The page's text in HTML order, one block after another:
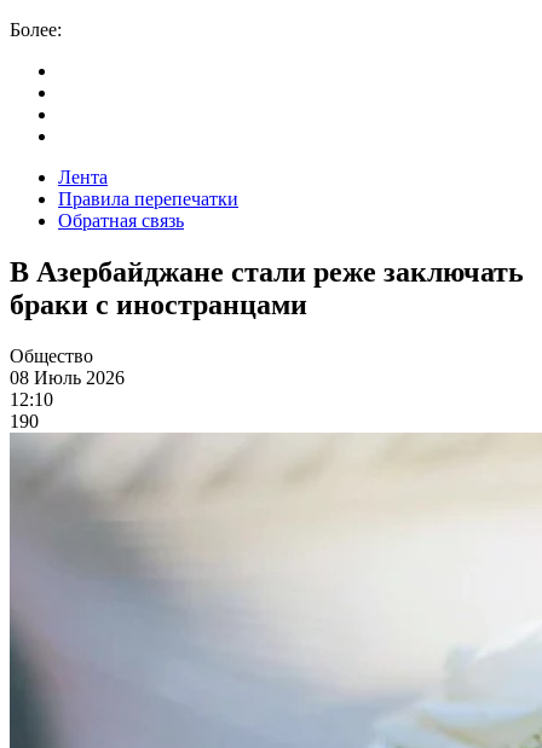
Более:
Лента
Правила перепечатки
Обратная связь
В Азербайджане стали реже заключать
браки с иностранцами
Общество
08 Июль 2026
12:10
190